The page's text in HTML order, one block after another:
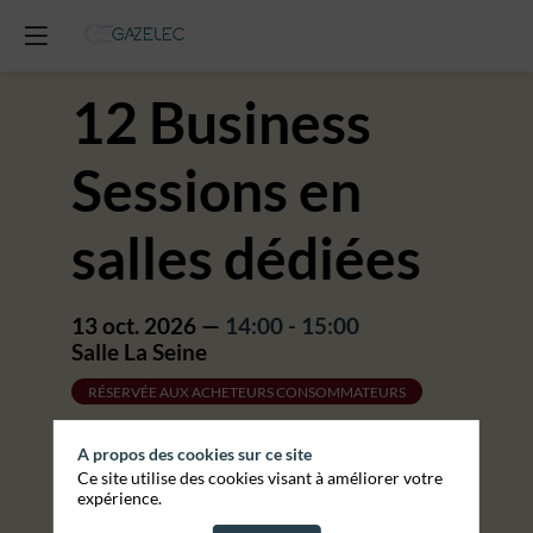
12 Business
Sessions en
salles dédiées
13 oct. 2026 — 14:00 - 15:00
Salle La Seine
RÉSERVÉE AUX ACHETEURS CONSOMMATEURS
A propos des cookies sur ce site
Ce site utilise des cookies visant à améliorer votre
expérience.